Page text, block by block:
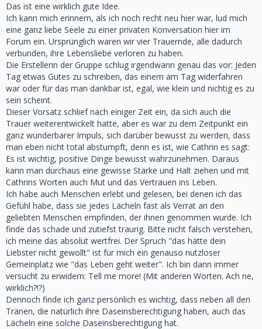
Das ist eine wirklich gute Idee.
Ich kann mich erinnern, als ich noch recht neu hier war, lud mich
eine ganz liebe Seele zu einer privaten Konversation hier im
Forum ein. Ursprünglich waren wir vier Trauernde, alle dadurch
verbunden, ihre Lebensliebe verloren zu haben.
Die Erstellerin der Gruppe schlug irgendwann genau das vor: Jeden
Tag etwas Gutes zu schreiben, das einem am Tag widerfahren
war oder für das man dankbar ist, egal, wie klein und nichtig es zu
sein scheint.
Dieser Vorsatz schlief nach einiger Zeit ein, da sich auch die
Trauer weiterentwickelt hatte, aber es war zu dem Zeitpunkt ein
ganz wunderbarer Impuls, sich darüber bewusst zu werden, dass
man eben nicht total abstumpft, denn es ist, wie Cathrin es sagt:
Es ist wichtig, positive Dinge bewusst wahrzunehmen. Daraus
kann man durchaus eine gewisse Stärke und Halt ziehen und mit
Cathrins Worten auch Mut und das Vertrauen ins Leben.
Ich habe auch Menschen erlebt und gelesen, bei denen ich das
Gefühl habe, dass sie jedes Lächeln fast als Verrat an den
geliebten Menschen empfinden, der ihnen genommen wurde. Ich
finde das schade und zutiefst traurig. Bitte nicht falsch verstehen,
ich meine das absolut wertfrei. Der Spruch "das hätte dein
Liebster nicht gewollt" ist für mich ein genauso nutzloser
Gemeinplatz wie "das Leben geht weiter". Ich bin dann immer
versucht zu erwidern: Tell me more! (Mit anderen Worten. Ach ne,
wirklich?!?)
Dennoch finde ich ganz persönlich es wichtig, dass neben all den
Tränen, die natürlich ihre Daseinsberechtigung haben, auch das
Lächeln eine solche Daseinsberechtigung hat.